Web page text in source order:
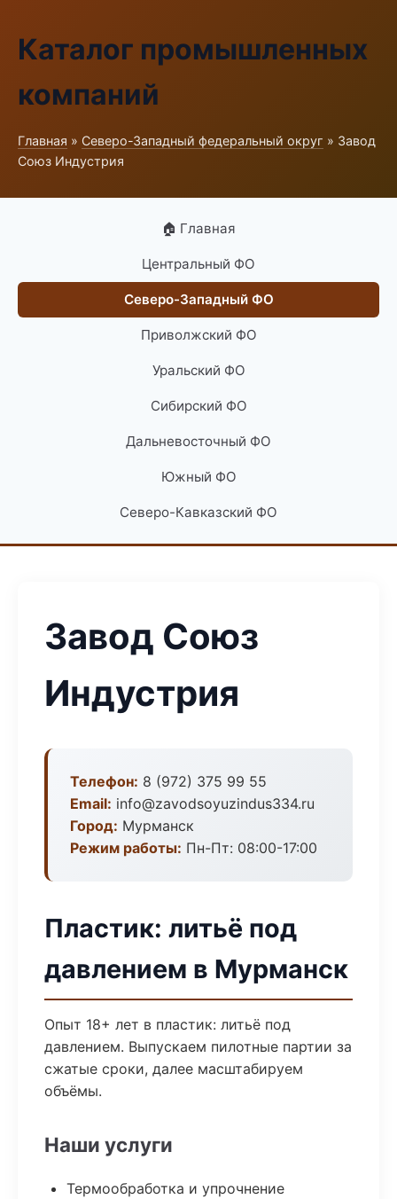
Каталог промышленных
компаний
Главная » Северо-Западный федеральный округ » Завод
Союз Индустрия
🏠 Главная
Центральный ФО
Северо-Западный ФО
Приволжский ФО
Уральский ФО
Сибирский ФО
Дальневосточный ФО
Южный ФО
Северо-Кавказский ФО
Завод Союз
Индустрия
Телефон: 8 (972) 375 99 55
Email: info@zavodsoyuzindus334.ru
Город: Мурманск
Режим работы: Пн-Пт: 08:00-17:00
Пластик: литьё под
давлением в Мурманск
Опыт 18+ лет в пластик: литьё под
давлением. Выпускаем пилотные партии за
сжатые сроки, далее масштабируем
объёмы.
Наши услуги
Термообработка и упрочнение